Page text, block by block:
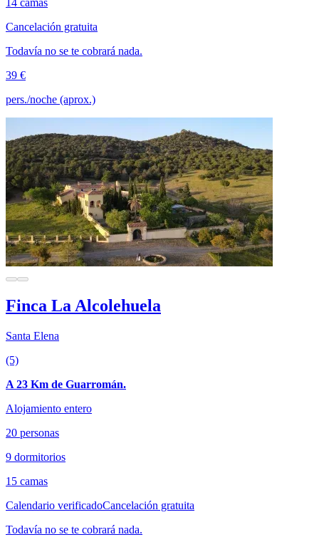
14 camas
Cancelación gratuita
Todavía no se te cobrará nada.
39 €
pers./noche (aprox.)
Finca La Alcolehuela
Santa Elena
(5)
A 23 Km de Guarromán.
Alojamiento entero
20 personas
9 dormitorios
15 camas
Calendario verificadoCancelación gratuita
Todavía no se te cobrará nada.